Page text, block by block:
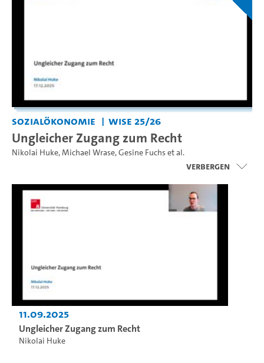
Sozialökonomie WiSe 25/26
Ungleicher Zugang zum Recht
Nikolai Huke,Michael Wrase,Gesine Fuchset al.
Verbergen
11.09.2025
Ungleicher Zugang zum Recht
Nikolai Huke